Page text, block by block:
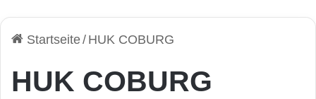
Startseite/ HUK COBURG
HUK COBURG